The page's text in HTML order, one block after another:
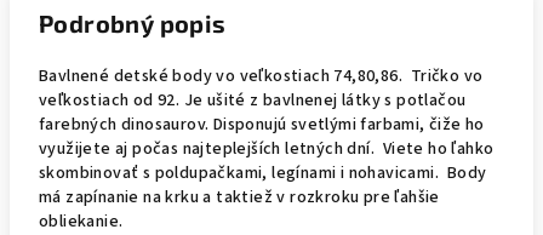
Podrobný popis
Bavlnené detské body vo veľkostiach 74,80,86. Tričko vo
veľkostiach od 92. Je ušité z bavlnenej látky s potlačou
farebných dinosaurov. Disponujú svetlými farbami, čiže ho
využijete aj počas najteplejších letných dní. Viete ho ľahko
skombinovať s poldupačkami, legínami i nohavicami. Body
má zapínanie na krku a taktiež v rozkroku pre ľahšie
obliekanie.